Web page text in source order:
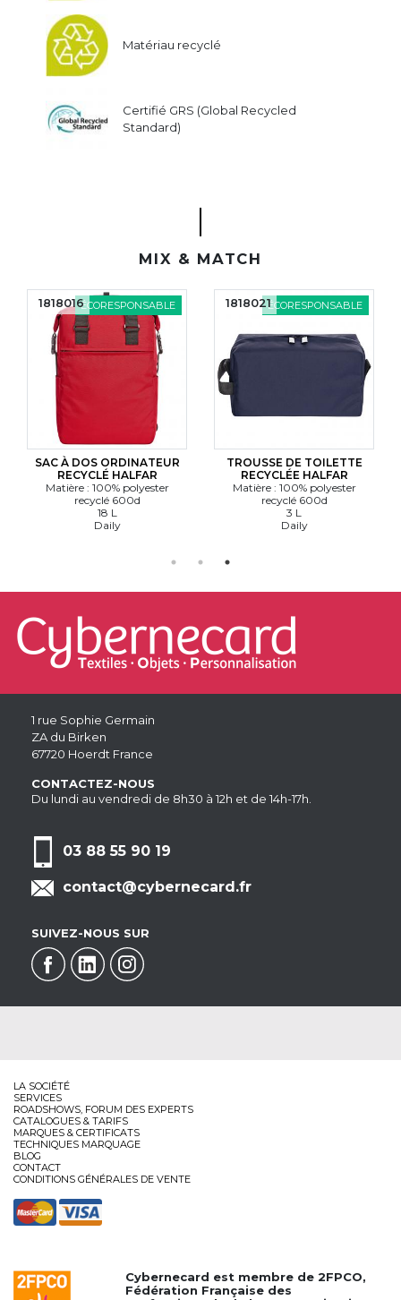
Matériau recyclé
Certifié GRS (Global Recycled
Standard)
MIX & MATCH
ÉCORESPONSABLE
SAC À DOS ORDINATEUR
RECYCLÉ HALFAR
Matière : 100% polyester
recyclé 600d
18 L
Daily
1818016 ÉCORESPONSABLE
TROUSSE DE TOILETTE
RECYCLÉE HALFAR
Matière : 100% polyester
recyclé 600d
3 L
Daily
1818021
1 rue Sophie Germain
ZA du Birken
67720 Hoerdt France
CONTACTEZ-NOUS
Du lundi au vendredi de 8h30 à 12h et de 14h-17h.
03 88 55 90 19
contact@cybernecard.fr
SUIVEZ-NOUS SUR
LA SOCIÉTÉ
SERVICES
ROADSHOWS, FORUM DES EXPERTS
CATALOGUES & TARIFS
MARQUES & CERTIFICATS
TECHNIQUES MARQUAGE
BLOG
CONTACT
CONDITIONS GÉNÉRALES DE VENTE
Cybernecard est membre de2FPCO,
Fédération Française des